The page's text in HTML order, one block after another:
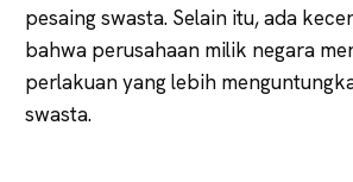
pesaing swasta. Selain itu, ada
bahwa perusahaan milik negara
perlakuan yang lebih
swasta.